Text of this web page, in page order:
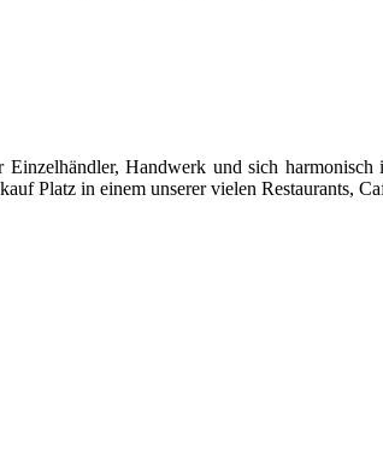
Handwerk und sich
Platz in einem unserer vielen Restaurants,